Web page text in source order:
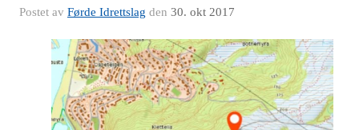
Postet av Førde Idrettslag den 30. okt 2017